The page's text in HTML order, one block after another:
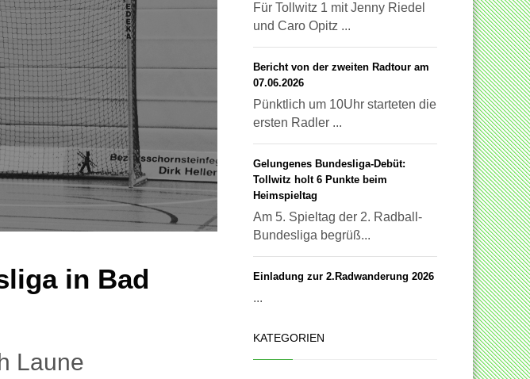
in Bad
Laune
Für Tollwitz 1 mit Jenny Riedel
und Caro Opitz ...
Bericht von der zweiten Radtour am
07.06.2026
Pünktlich um 10Uhr starteten die
ersten Radler ...
Gelungenes Bundesliga-Debüt:
Tollwitz holt 6 Punkte beim
Heimspieltag
Am 5. Spieltag der 2. Radball-
Bundesliga begrüß...
Einladung zur 2.Radwanderung 2026
...
KATEGORIEN